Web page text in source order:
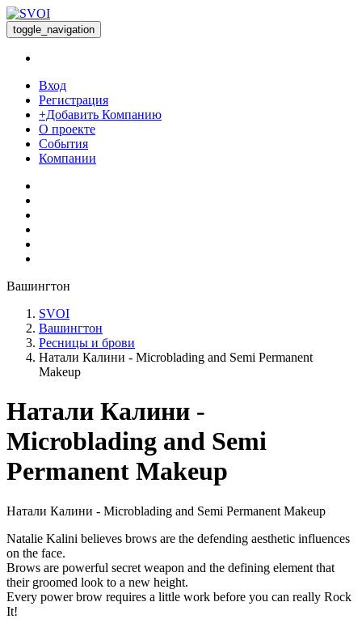
toggle_navigation
Вход
Регистрация
+Добавить Компанию
О проекте
События
Компании
Вашингтон
SVOI
Вашингтон
Ресницы и брови
Натали Калини - Microblading and Semi Permanent
Makeup
Натали Калини -
Microblading and Semi
Permanent Makeup
Натали Калини - Microblading and Semi Permanent Makeup
Natalie Kalini believes brows are the defending aesthetic influences
on the face.
Brows are powerful secret weapon and the defining element that
their groomed look to a new height.
Every power brow requires a little work before you can really Rock
It!